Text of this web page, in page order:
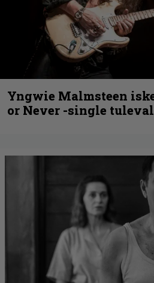
Yngwie Malmsteen
or Never -single